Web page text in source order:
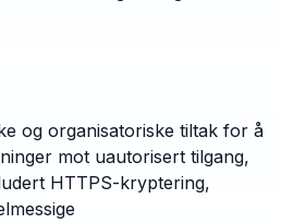
og organisatoriske tiltak for å
mot uautorisert tilgang,
HTTPS-kryptering,